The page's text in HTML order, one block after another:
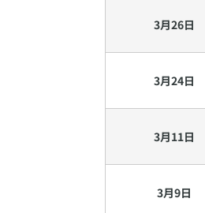
3月26日
3月24日
3月11日
3月9日